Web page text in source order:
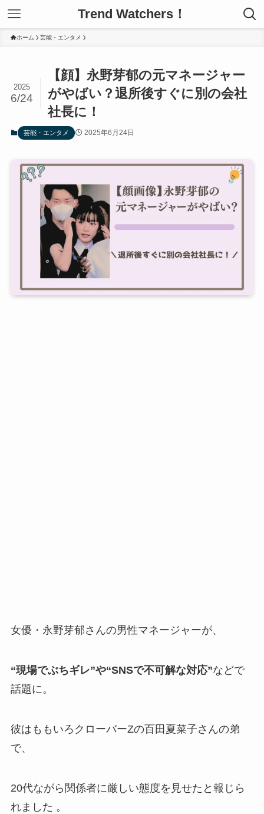
Trend Watchers！
ホーム 芸能・エンタメ
【顔】永野芽郁の元マネージャー
がやばい？退所後すぐに別の会社
社長に！
2025
6/24
芸能・エンタメ 2025年6月24日
女優・永野芽郁さんの男性マネージャーが、
“現場でぶちギレ”や“SNSで不可解な対応”などで
話題に。
彼はももいろクローバーZの百田夏菜子さんの弟
で、
20代ながら関係者に厳しい態度を見せたと報じら
れました 。